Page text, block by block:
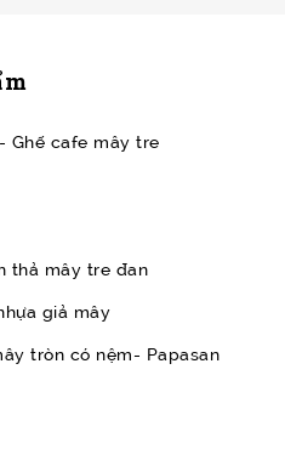
Ghế cafe mây tre
thả mây tre đan
giả mây
tròn có nệm- Papasan